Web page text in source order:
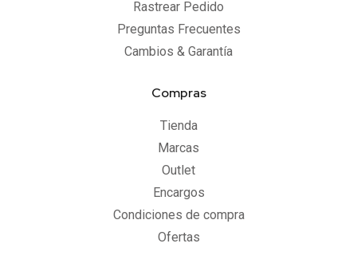
Rastrear Pedido
Preguntas Frecuentes
Cambios & Garantía
Compras
Tienda
Marcas
Outlet
Encargos
Condiciones de compra
Ofertas